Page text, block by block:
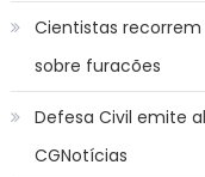
Cientistas
sobre furacões
Defesa Civil emite
CGNotícias